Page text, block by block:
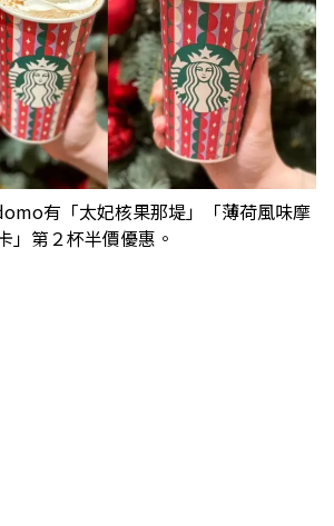
有「太妃核果那堤」「薄荷風味摩
」第２杯半價優惠。